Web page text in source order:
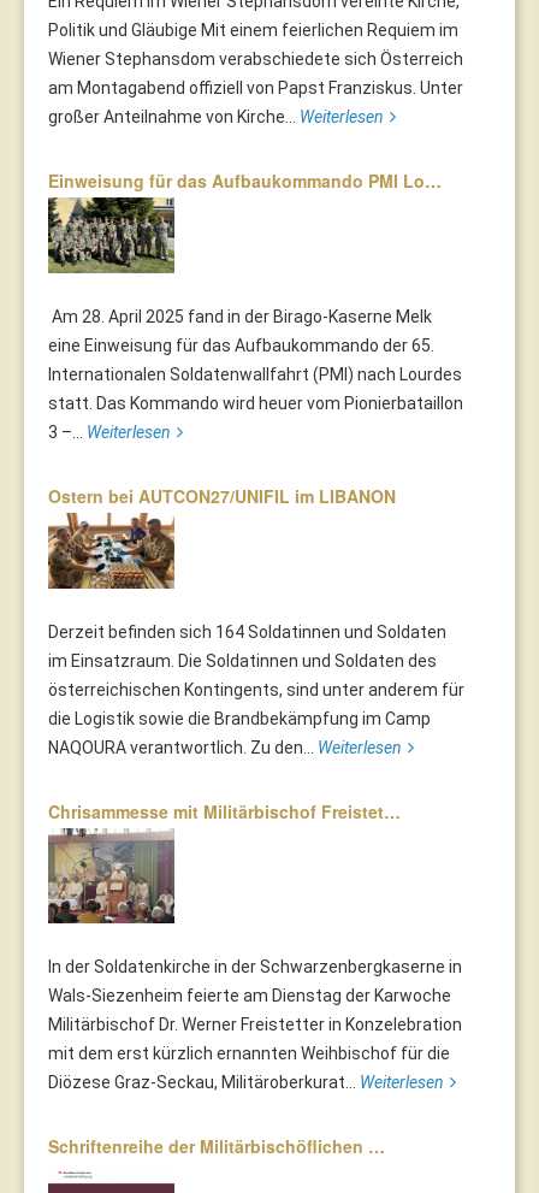
Politik und Gläubige Mit einem feierlichen Requiem im
Wiener Stephansdom verabschiedete sich Österreich
am Montagabend offiziell von Papst Franziskus. Unter
großer Anteilnahme von Kirche... Weiterlesen
Einweisung für das Aufbaukommando PMI Lo…
Am 28. April 2025 fand in der Birago-Kaserne Melk
eine Einweisung für das Aufbaukommando der 65.
Internationalen Soldatenwallfahrt (PMI) nach Lourdes
statt. Das Kommando wird heuer vom Pionierbataillon
3 –... Weiterlesen
Ostern bei AUTCON27/UNIFIL im LIBANON
Derzeit befinden sich 164 Soldatinnen und Soldaten
im Einsatzraum. Die Soldatinnen und Soldaten des
österreichischen Kontingents, sind unter anderem für
die Logistik sowie die Brandbekämpfung im Camp
NAQOURA verantwortlich. Zu den... Weiterlesen
Chrisammesse mit Militärbischof Freistet…
In der Soldatenkirche in der Schwarzenbergkaserne in
Wals-Siezenheim feierte am Dienstag der Karwoche
Militärbischof Dr. Werner Freistetter in Konzelebration
mit dem erst kürzlich ernannten Weihbischof für die
Diözese Graz-Seckau, Militäroberkurat... Weiterlesen
Schriftenreihe der Militärbischöflichen …